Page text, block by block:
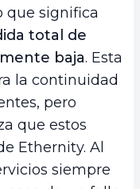
que significa
total de
baja. Esta
la continuidad
pero
que estos
Ethernity. Al
siempre